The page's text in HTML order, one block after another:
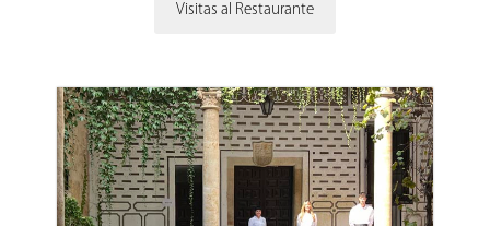
Visitas al Restaurante